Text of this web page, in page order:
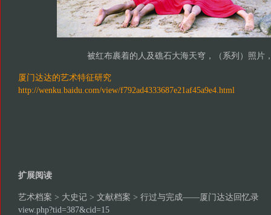
被红布裹着的人及礁石大海天穹，（系列）照片
厦门达达的艺术特征研究
http://wenku.baidu.com/view/f792ad4333687e21af45a9e4.html
扩展阅读
艺术档案 > 大史记 > 文献档案 > 行过与完成——厦门达达回忆录
view.php?tid=387&cid=15